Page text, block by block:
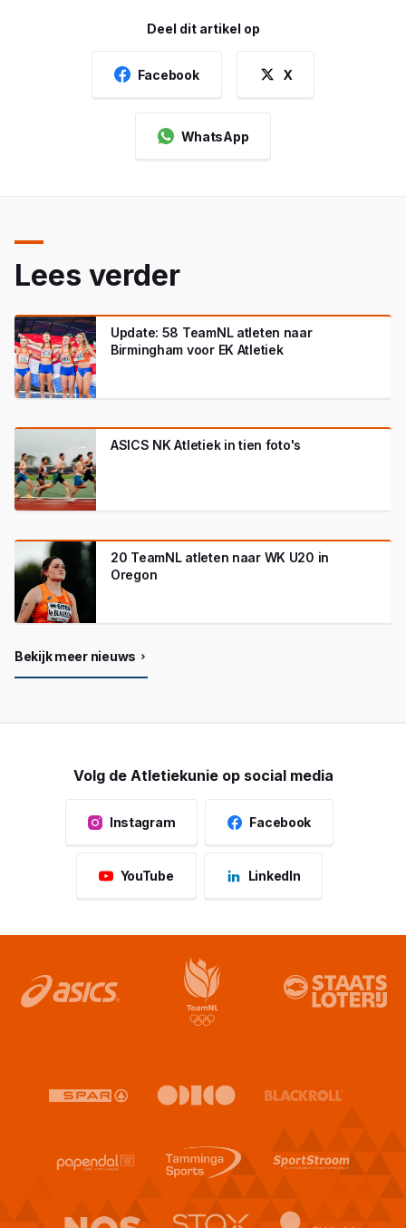
Deel dit artikel op
Facebook X
WhatsApp
Lees verder
Update: 58 TeamNL atleten naar
Birmingham voor EK Atletiek
ASICS NK Atletiek in tien foto's
20 TeamNL atleten naar WK U20 in
Oregon
Bekijk meer nieuws
Volg de Atletiekunie op social media
Instagram Facebook
YouTube LinkedIn